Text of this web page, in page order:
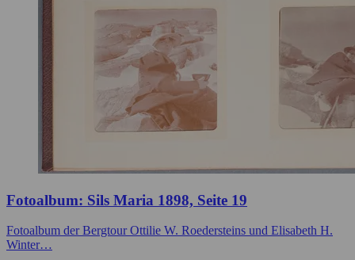
Fotoalbum: Sils Maria 1898, Seite 19
Fotoalbum der Bergtour Ottilie W. Roedersteins und Elisabeth H.
Winter…